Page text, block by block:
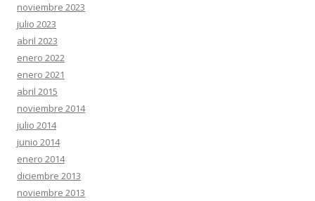
noviembre 2023
julio 2023
abril 2023
enero 2022
enero 2021
abril 2015
noviembre 2014
julio 2014
junio 2014
enero 2014
diciembre 2013
noviembre 2013